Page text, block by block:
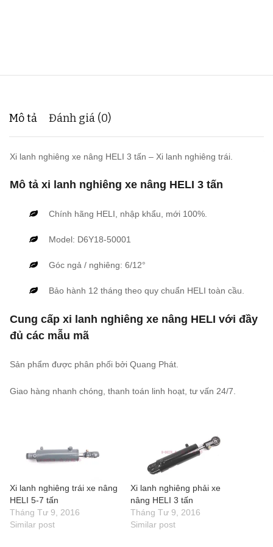
Mô tả Đánh giá (0)
Xi lanh nghiêng xe nâng HELI 3 tấn – Xi lanh nghiêng trái.
Mô tả xi lanh nghiêng xe nâng HELI 3 tấn
Chính hãng HELI, nhập khẩu, mới 100%.
Model: D6Y18-50001
Góc ngả / nghiêng: 6/12°
Bảo hành 12 tháng theo quy chuẩn HELI toàn cầu.
Cung cấp xi lanh nghiêng xe nâng HELI với đầy
đủ các mẫu mã
Sản phẩm được phân phối bởi Quang Phát.
Giao hàng nhanh chóng, thanh toán linh hoạt, tư vấn 24/7.
Xi lanh nghiêng trái xe nâng
HELI 5-7 tấn
Tháng Tư 9, 2016
Similar post
Xi lanh nghiêng phải xe
nâng HELI 3 tấn
Tháng Tư 9, 2016
Similar post